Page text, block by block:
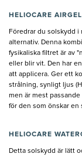
HELIOCARE
Föredrar du solskydd i
alternativ. Denna
fysikaliska filtret är av
eller blir vit. Den har
att applicera. Ger ett
strålning, synligt ljus
men är mest
för den som önskar en
HELIOCARE
Detta solskydd är lätt